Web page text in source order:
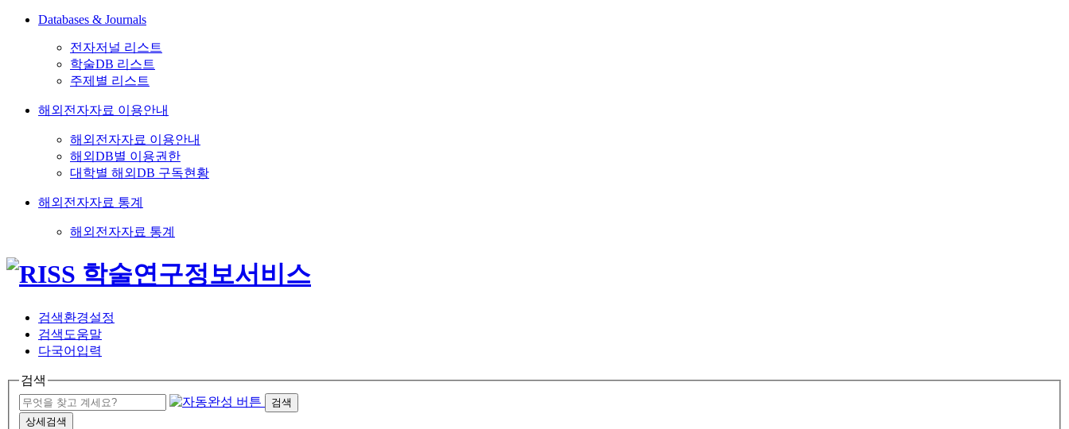
Databases & Journals
전자저널 리스트
학술DB 리스트
주제별 리스트
해외전자자료 이용안내
해외전자자료 이용안내
해외DB별 이용권한
대학별 해외DB 구독현황
해외전자자료 통계
해외전자자료 통계
검색환경설정
검색도움말
다국어입력
검색
검색
상세검색